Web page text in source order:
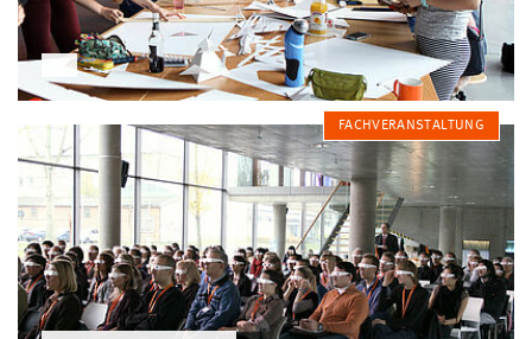
FACHVERANSTALTUNG